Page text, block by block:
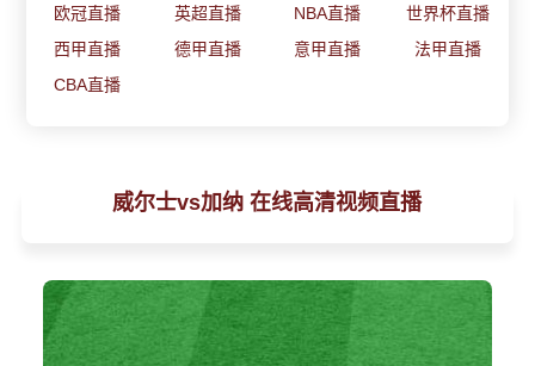
欧冠直播 英超直播 NBA直播
世界杯直播
西甲直播
德甲直播 意甲直播
法甲直播
CBA直播
威尔士vs加纳 在线高清视频直播